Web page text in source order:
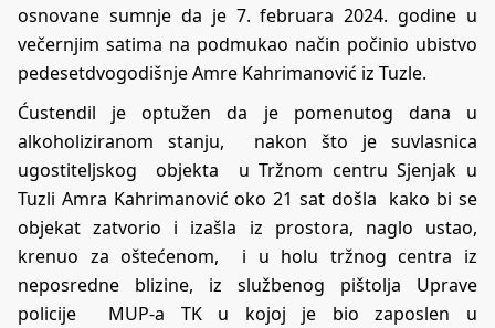
osnovane sumnje da je 7. februara 2024. godine u
večernjim satima na podmukao način počinio ubistvo
pedesetdvogodišnje Amre Kahrimanović iz Tuzle.
Ćustendil je optužen da je pomenutog dana u
alkoholiziranom stanju, nakon što je suvlasnica
ugostiteljskog objekta u Tržnom centru Sjenjak u
Tuzli Amra Kahrimanović oko 21 sat došla kako bi se
objekat zatvorio i izašla iz prostora, naglo ustao,
krenuo za oštećenom, i u holu tržnog centra iz
neposredne blizine, iz službenog pištolja Uprave
policije MUP-a TK u kojoj je bio zaposlen u